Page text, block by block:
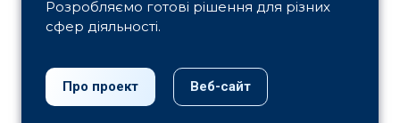
Розробляємо готові рішення для різних
сфер діяльності.
Про проект Веб-сайт